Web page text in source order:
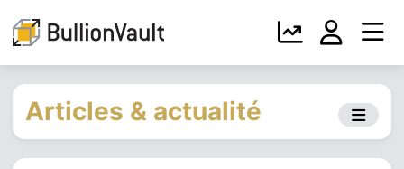
Articles & actualité